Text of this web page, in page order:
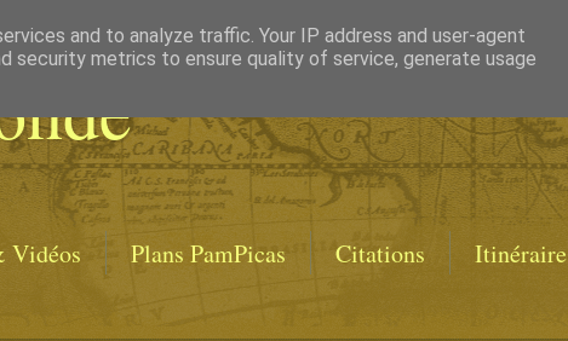
Vidéos Plans PamPicas Citations Itinéraire
and to analyze traffic. Your IP address and user-agent
security metrics to ensure quality of service, generate usage